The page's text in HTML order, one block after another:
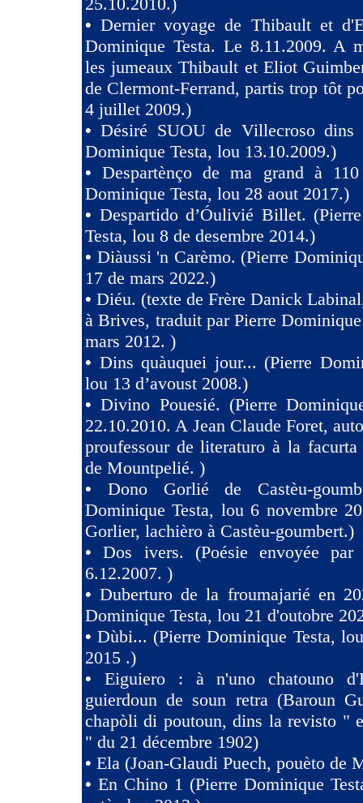
•Dernier voyage de Thibault et
Dominique Testa. Le 8.11.2009. A
les jumeaux Thibault et Eliot
de Clermont-Ferrand, partis trop tôt
4 juillet 2009.)
•Désiré SUOU de Villecroso dins
Dominique Testa, lou 13.10.2009.)
•Despartènço de ma grand à
Dominique Testa, lou 28 aout 2017.)
• Despartido d’Óulivié Billet.
Testa, lou 8 de desembre 2014.)
• Diàussi 'n Carèmo. (Pierre
17 de mars 2022.)
• Diéu. (texte de Frère Danick
à Brives, traduit par Pierre
mars 2012. )
• Dins quàuquei jour... (Pierre
lou 13 d’avoust 2008.)
•Divino Pouesié. (Pierre
22.10.2010. A Jean Claude Foret,
proufessour de literaturo à la
de Mountpelié. )
• Dono Gorlié de Castèu-
Dominique Testa, lou 6 novembre
Gorlier, lachièro à Castèu-goumbert.)
•Dos ivers. (Poésie envoyée
6.12.2007. )
•Duberturo de la froumajarié en
Dominique Testa, lou 21 d'outobre
•Dùbi... (Pierre Dominique Testa,
2015 .)
• Eiguiero : à n'uno chatouno
guierdoun de soun retra (Baroun
chapòli di poutoun, dins la revisto "
" du 21 décembre 1902)
• Ela (Joan-Glaudi Puech, pouèto de
• En Chino 1 (Pierre Dominique